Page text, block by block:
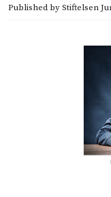
Published byStiftelsen